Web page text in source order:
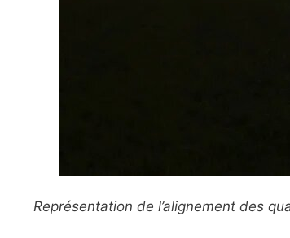
Représentation de l’alignement des